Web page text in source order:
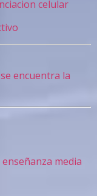
celular
encuentra la
media